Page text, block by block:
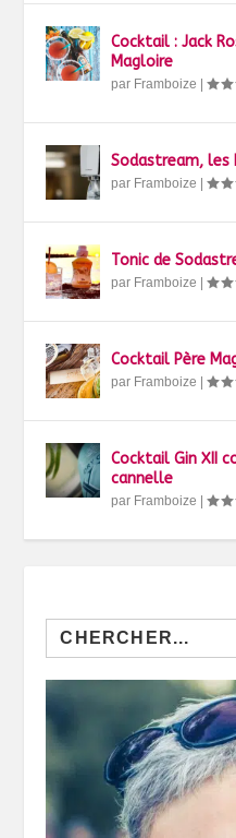
Cocktail : Jack
Magloire
par Framboize |
Sodastream, les
par Framboize |
Tonic de
par Framboize |
Cocktail Père
par Framboize |
Cocktail Gin XII
cannelle
par Framboize |
Search
for: